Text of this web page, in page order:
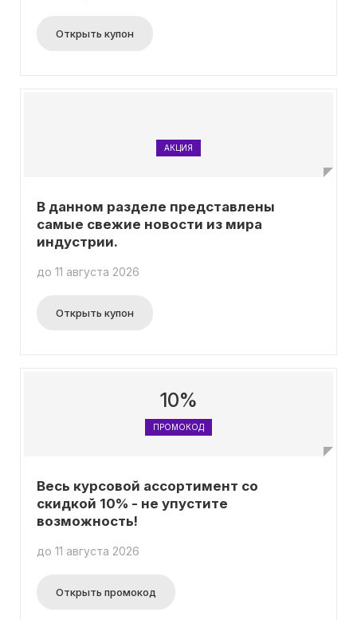
Открыть купон
АКЦИЯ
В данном разделе представлены
самые свежие новости из мира
индустрии.
до 11 августа 2026
Открыть купон
10%
ПРОМОКОД
Весь курсовой ассортимент со
скидкой 10% - не упустите
возможность!
до 11 августа 2026
Открыть промокод